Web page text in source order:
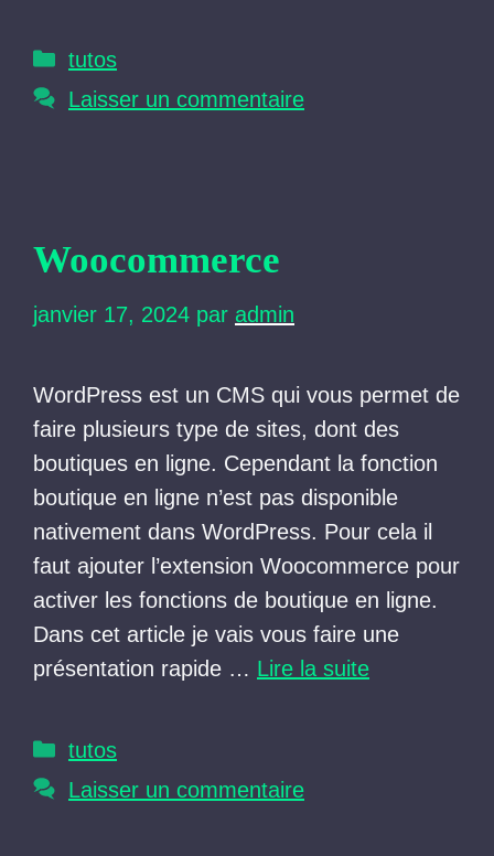
Catégories
tutos
Laisser un commentaire
Woocommerce
janvier 17, 2024 par admin
WordPress est un CMS qui vous permet de
faire plusieurs type de sites, dont des
boutiques en ligne. Cependant la fonction
boutique en ligne n’est pas disponible
nativement dans WordPress. Pour cela il
faut ajouter l’extension Woocommerce pour
activer les fonctions de boutique en ligne.
Dans cet article je vais vous faire une
présentation rapide … Lire la suite
Catégories
tutos
Laisser un commentaire